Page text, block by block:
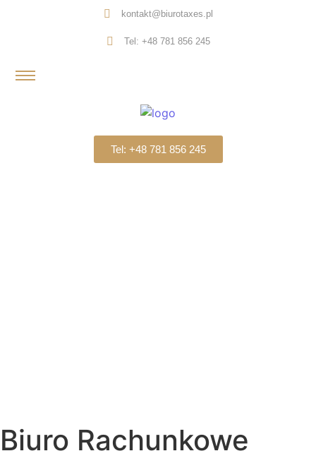
kontakt@biurotaxes.pl
Tel: +48 781 856 245
Tel: +48 781 856 245
Biuro Rachunkowe